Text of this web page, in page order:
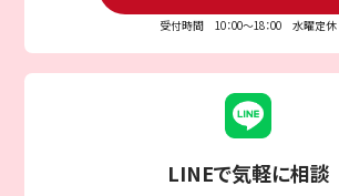
受付時間 10：00〜18：00 水曜定休
LINEで気軽に相談